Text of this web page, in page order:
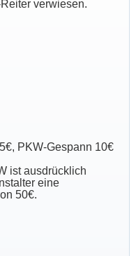
verwiesen.
PKW-Gespann 10€
ist ausdrücklich
eine
50€.